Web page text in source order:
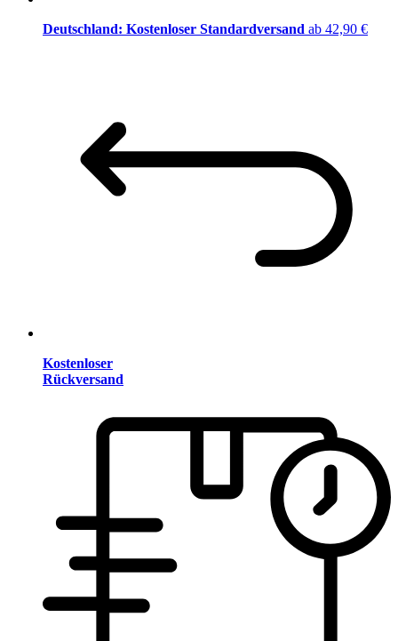
Deutschland: Kostenloser Standardversand ab 42,90 €
Kostenloser
Rückversand